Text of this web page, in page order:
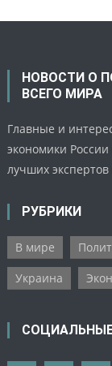
НОВОСТИ О
ВСЕГО МИРА
Главные и
экономики
лучших
РУБРИКИ
В мире
Украина